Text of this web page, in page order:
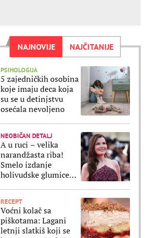
NAJNOVIJE NAJČITANIJE
PSIHOLOGIJA
5 zajedničkih osobina
koje imaju deca koja
su se u detinjstvu
osećala nevoljeno
NEOBIČAN DETALJ
A u ruci – velika
narandžasta riba!
Smelo izdanje
holivudske glumice
granice mode
RECEPT
Voćni kolač sa
piškotama: Lagani
letnji slatkiš koji se